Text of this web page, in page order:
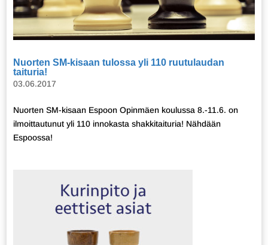
Nuorten SM-kisaan tulossa yli 110 ruutulaudan
taituria!
03.06.2017
Nuorten SM-kisaan Espoon Opinmäen koulussa 8.-11.6. on
ilmoittautunut yli 110 innokasta shakkitaituria! Nähdään
Espoossa!